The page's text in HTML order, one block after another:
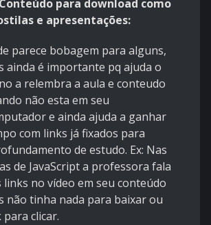
para download como
e apresentações:
parece bobagem para alguns,
ainda é importante pq ajuda o
a relembra a aula e conteudo
não esta em seu
e ainda ajuda a ganhar
com links já fixados para
de estudo. Ex: Nas
de JavaScript a professora fala
links no vídeo em seu conteúdo
não tinha nada para baixar ou
para clicar.